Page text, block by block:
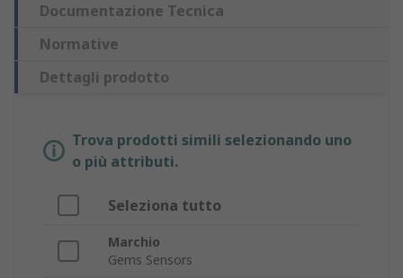
Documentazione Tecnica
Normative
Dettagli prodotto
Trova prodotti simili selezionando uno
o più attributi.
Seleziona tutto
Marchio
Gems Sensors